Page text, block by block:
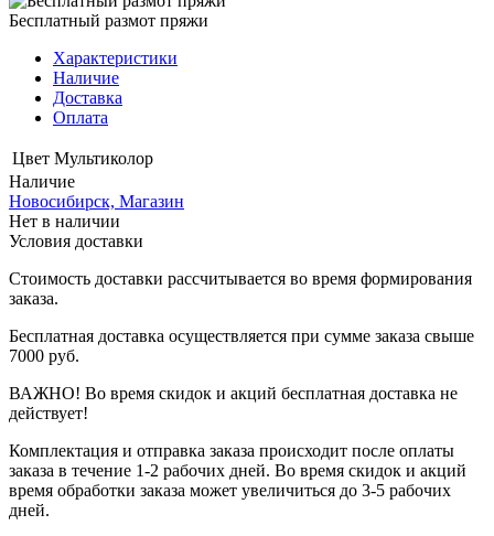
Бесплатный размот пряжи
Характеристики
Наличие
Доставка
Оплата
Цвет Мультиколор
Наличие
Новосибирск, Магазин
Нет в наличии
Условия доставки
Стоимость доставки рассчитывается во время формирования
заказа.
Бесплатная доставка осуществляется при сумме заказа свыше
7000 руб.
ВАЖНО! Во время скидок и акций бесплатная доставка не
действует!
Комплектация и отправка заказа происходит после оплаты
заказа в течение 1-2 рабочих дней. Во время скидок и акций
время обработки заказа может увеличиться до 3-5 рабочих
дней.